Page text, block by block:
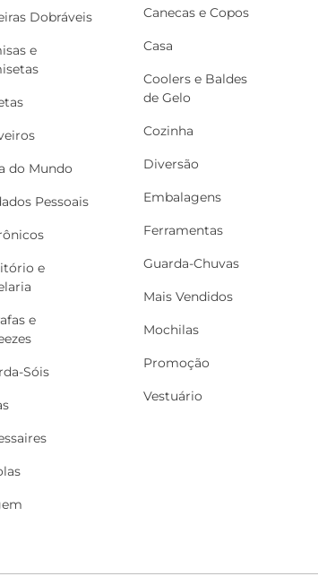
Dobráveis
e
do Mundo
Pessoais
e
e
Sóis
Canecas e Copos
Casa
Coolers e Baldes
de Gelo
Cozinha
Diversão
Embalagens
Ferramentas
Guarda-Chuvas
Mais Vendidos
Mochilas
Promoção
Vestuário